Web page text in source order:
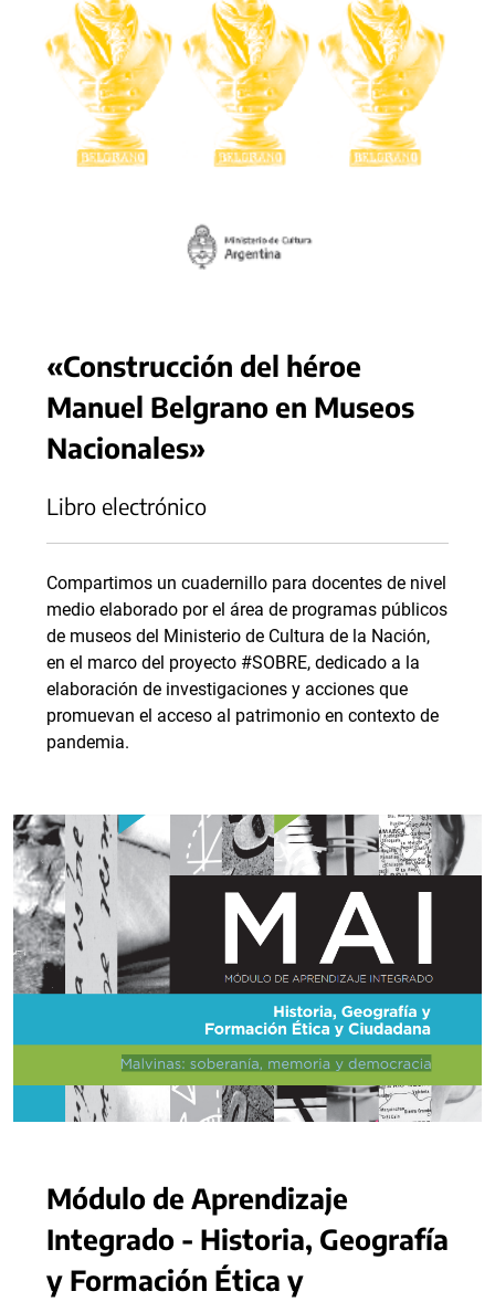
«Construcción del héroe
Manuel Belgrano en Museos
Nacionales»
Libro electrónico
Compartimos un cuadernillo para docentes de nivel
medio elaborado por el área de programas públicos
de museos del ‌Ministerio‌ ‌de‌ ‌Cultura‌ ‌de‌ ‌la‌ ‌Nación‌,‌
en el marco del proyecto ‌‌#SOBRE‌,‌ dedicado‌ ‌a‌ ‌la‌
‌elaboración‌ ‌de‌ ‌investigaciones‌ ‌y‌ ‌acciones‌ ‌que‌
‌promuevan‌ ‌el‌ ‌acceso‌ ‌al‌ ‌patrimonio‌ ‌en‌ ‌contexto‌ ‌de‌
‌pandemia.‌
Módulo de Aprendizaje
Integrado - Historia, Geografía
y Formación Ética y